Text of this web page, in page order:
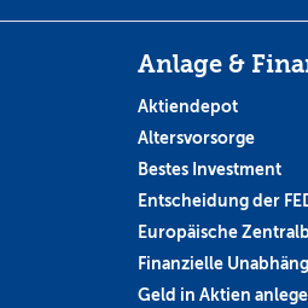
Anlage &
Aktiendepot
Altersvorsorge
Bestes Investment
Entscheidung der
Europäische
Finanzielle
Geld in Aktien